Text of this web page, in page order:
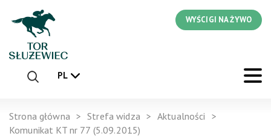
WYŚCIGI NA ŻYWO
PL
Strona główna Strefa widza
Aktualności
Komunikat KT nr 77 (5.09.2015)